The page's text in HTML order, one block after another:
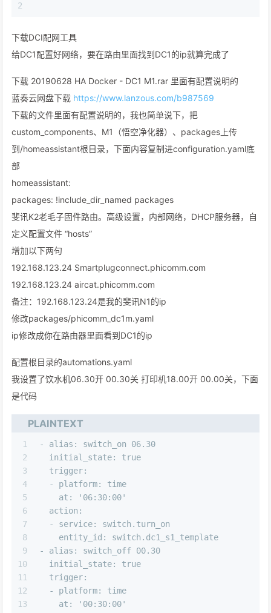
2
下载DCI配网工具
给DC1配置好网络，要在路由里面找到DC1的ip就算完成了
下载 20190628 HA Docker - DC1 M1.rar 里面有配置说明的
蓝奏云网盘下载 https://www.lanzous.com/b987569
下载的文件里面有配置说明的，我也简单说下，把
custom_components、M1（悟空净化器）、packages上传
到/homeassistant根目录，下面内容复制进configuration.yaml底
部
homeassistant:
packages: !include_dir_named packages
斐讯K2老毛子固件路由。高级设置，内部网络，DHCP服务器，自
定义配置文件 “hosts”
增加以下两句
192.168.123.24 Smartplugconnect.phicomm.com
192.168.123.24 aircat.phicomm.com
备注：192.168.123.24是我的斐讯N1的ip
修改packages/phicomm_dc1m.yaml
ip修改成你在路由器里面看到DC1的ip
配置根目录的automations.yaml
我设置了饮水机06.30开 00.30关 打印机18.00开 00.00关，下面
是代码
PLAINTEXT
1
2
3
4
5
6
7
8
9
10
11
12
13
- alias: switch_on 06.30
  initial_state: true
  trigger:
  - platform: time
    at: '06:30:00'
  action:
  - service: switch.turn_on
    entity_id: switch.dc1_s1_template
- alias: switch_off 00.30
  initial_state: true
  trigger:
  - platform: time
    at: '00:30:00'